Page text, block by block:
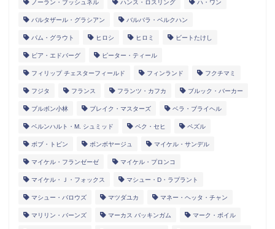
ノーラン・ブッシュネル ハンス・ロスリング ハ・ワン
バルタザール・グラシアン バルバラ・ベルクハン
パム・グラウト ヒロシ ヒロミ ビートたけし
ピア・エドバーグ ピーター・ティール
フィリップ チェスターフィールド フィンランド フクチマミ
フジタ フランス フランツ・カフカ ブルック・バーカー
ブルボン小林 ブレイク・マスターズ ベラ・ブライヘル
ベルンハルト・M. シュミッド ペク・セヒ ペズル
ボブ・トビン ボンボヤージュ マイケル・サンデル
マイケル・フランゼーゼ マイケル・プロンコ
マイケル・Ｊ・フォックス マシュー・D・ラプラント
マシュー・バロウズ マツダユカ マネー・ヘッタ・チャン
マリリン・バーンズ マーカス バッキンガム マーク・ボイル